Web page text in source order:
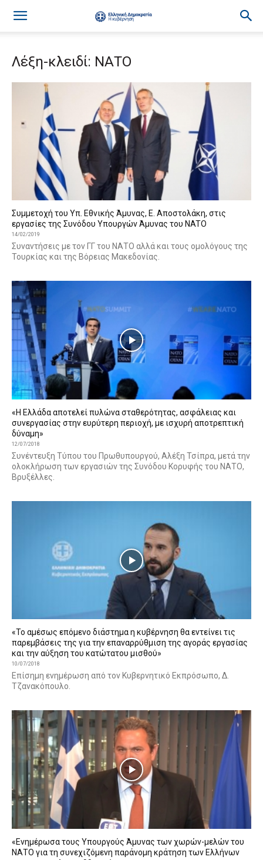
Λέξη-κλειδί: ΝΑΤΟ
Συμμετοχή του Υπ. Εθνικής Άμυνας, Ε. Αποστολάκη, στις
εργασίες της Συνόδου Υπουργών Άμυνας του NATO
14/02/2019
Συναντήσεις με τον ΓΓ του ΝΑΤΟ αλλά και τους ομολόγους της
Τουρκίας και της Βόρειας Μακεδονίας.
«Η Ελλάδα αποτελεί πυλώνα σταθερότητας, ασφάλειας και
συνεργασίας στην ευρύτερη περιοχή, με ισχυρή αποτρεπτική
δύναμη»
12/07/2018
Συνέντευξη Τύπου του Πρωθυπουργού, Αλέξη Τσίπρα, μετά την
ολοκλήρωση των εργασιών της Συνόδου Κορυφής του ΝΑΤΟ,
Βρυξέλλες.
«Το αμέσως επόμενο διάστημα η κυβέρνηση θα εντείνει τις
παρεμβάσεις της για την επαναρρύθμιση της αγοράς εργασίας
και την αύξηση του κατώτατου μισθού»
10/07/2018
Επίσημη ενημέρωση από τον Κυβερνητικό Εκπρόσωπο, Δ.
Τζανακόπουλο.
«Ενημέρωσα τους Υπουργούς Άμυνας των χωρών-μελών του
ΝΑΤΟ για τη συνεχιζόμενη παράνομη κράτηση των Ελλήνων